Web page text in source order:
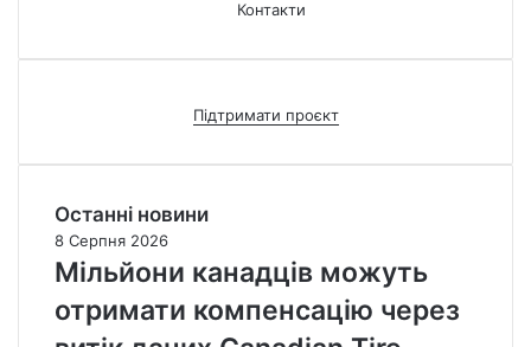
Контакти
Підтримати проєкт
Останні новини
8 Серпня 2026
Мільйони канадців можуть
отримати компенсацію через